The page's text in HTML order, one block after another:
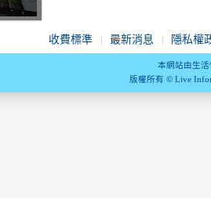
收費標準 最新消息 隱私權
本網站由生
版權所有 © Live